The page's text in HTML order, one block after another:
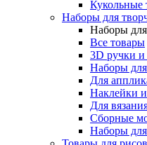
Кукольные
Наборы для
Наборы для
Все товары
3D ручки и
Наборы
Для
Наклейки
Для
Сборные
Наборы